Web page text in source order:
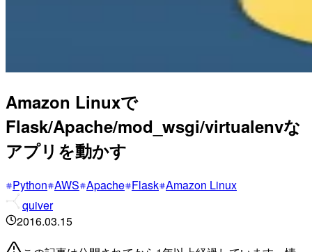
Amazon Linuxで
Flask/Apache/mod_wsgi/virtualenvな
アプリを動かす
Python AWS Apache Flask Amazon Linux
quiver
2016.03.15